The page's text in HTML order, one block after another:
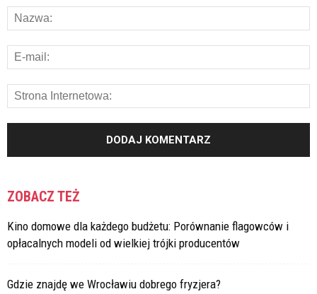
ZOBACZ TEŻ
Kino domowe dla każdego budżetu: Porównanie flagowców i
opłacalnych modeli od wielkiej trójki producentów
Gdzie znajdę we Wrocławiu dobrego fryzjera?